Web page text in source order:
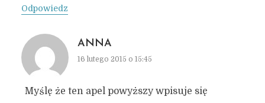
Odpowiedz
ANNA
16 lutego 2015 o 15:45
Myślę że ten apel powyższy wpisuje się